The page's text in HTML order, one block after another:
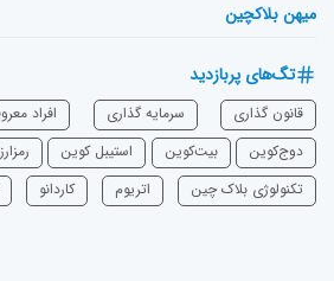
میهن بلاکچین
تگ‌های پربازدید
قانون گذاری سرمایه‌ گذاری افراد
دوج‌کوین
بیت‌کوین استیبل کوین
تکنولوژی بلاک چین
اتریوم ‌کاردانو